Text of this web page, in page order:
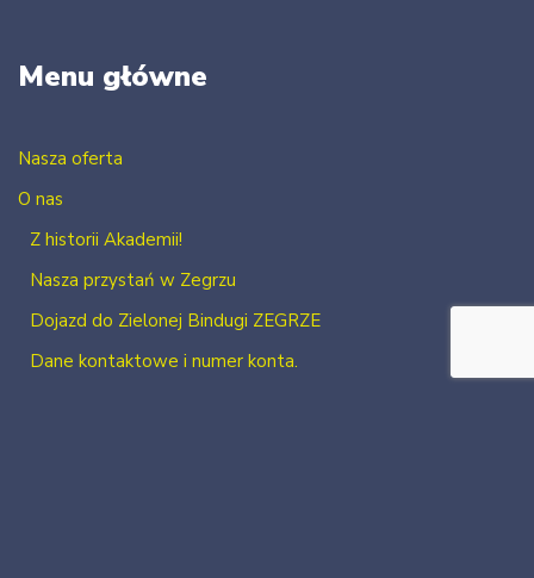
Menu główne
Nasza oferta
O nas
Z historii Akademii!
Nasza przystań w Zegrzu
Dojazd do Zielonej Bindugi ZEGRZE
Dane kontaktowe i numer konta.